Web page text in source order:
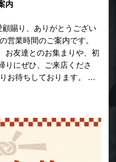
内
賜り、ありがとうござい
営業時間のご案内です。
お友達とのお集まりや、初
りにぜひ、ご来店くださ
お待ちしております。 …